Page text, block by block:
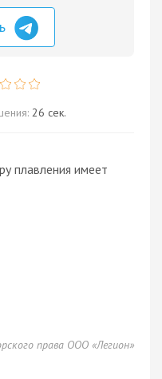
26 сек.
плавления имеет
права ООО «Легион»